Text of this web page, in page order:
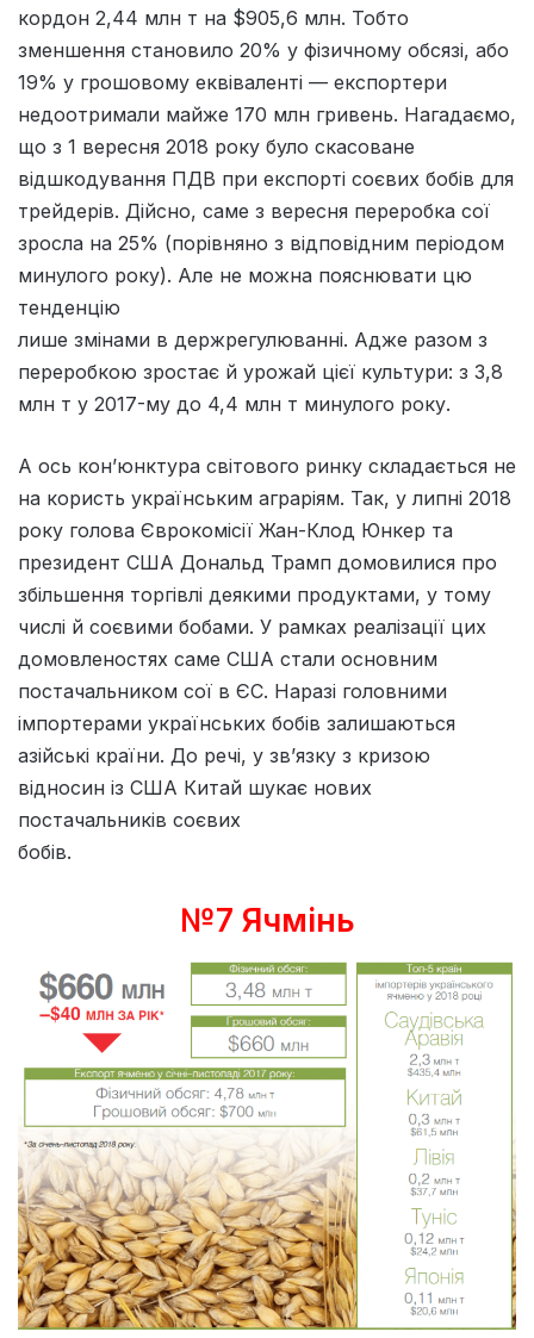
кордон 2,44 млн т на $905,6 млн. Тобто
зменшення становило 20% у фізичному обсязі, або
19% у грошовому еквіваленті — експортери
недоотримали майже 170 млн гривень. Нагадаємо,
що з 1 вересня 2018 року було скасоване
відшкодування ПДВ при експорті соєвих бобів для
трейдерів. Дійсно, саме з вересня переробка сої
зросла на 25% (порівняно з відповідним періодом
минулого року). Але не можна пояснювати цю
тенденцію
лише змінами в держрегулюванні. Адже разом з
переробкою зростає й урожай цієї культури: з 3,8
млн т у 2017-му до 4,4 млн т минулого року.
А ось кон’юнктура світового ринку складається не
на користь українським аграріям. Так, у липні 2018
року голова Єврокомісії Жан-Клод Юнкер та
президент США Дональд Трамп домовилися про
збільшення торгівлі деякими продуктами, у тому
числі й соєвими бобами. У рамках реалізації цих
домовленостях саме США стали основним
постачальником сої в ЄС. Наразі головними
імпортерами українських бобів залишаються
азійські країни. До речі, у зв’язку з кризою
відносин із США Китай шукає нових
постачальників соєвих
бобів.
№7 Ячмінь